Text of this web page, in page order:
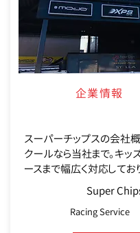
企業情報
スーパーチップスの会社
クールなら当社まで。キッ
ースまで幅広く対応してお
Super
Racing Service